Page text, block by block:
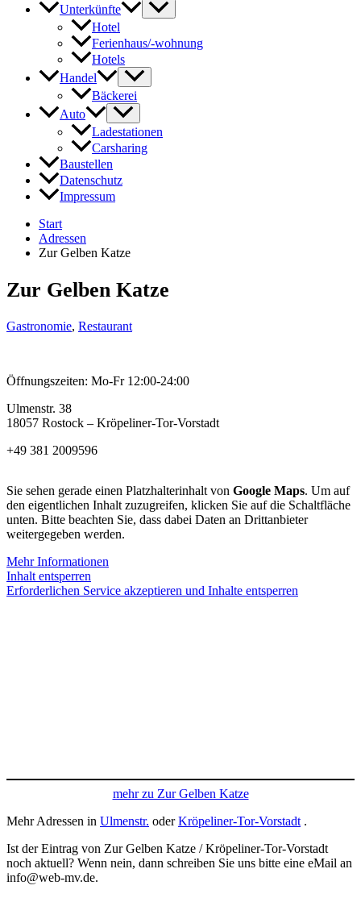
Unterkünfte
Hotel
Ferienhaus/-wohnung
Hotels
Handel
Bäckerei
Auto
Ladestationen
Carsharing
Baustellen
Datenschutz
Impressum
Start
Adressen
Zur Gelben Katze
Zur Gelben Katze
Gastronomie, Restaurant
Öffnungszeiten: Mo-Fr 12:00-24:00
Ulmenstr. 38
18057 Rostock – Kröpeliner-Tor-Vorstadt
+49 381 2009596
Sie sehen gerade einen Platzhalterinhalt von Google Maps. Um auf
den eigentlichen Inhalt zuzugreifen, klicken Sie auf die Schaltfläche
unten. Bitte beachten Sie, dass dabei Daten an Drittanbieter
weitergegeben werden.
Mehr Informationen
Inhalt entsperren
Erforderlichen Service akzeptieren und Inhalte entsperren
mehr zu Zur Gelben Katze
Mehr Adressen in Ulmenstr. oderKröpeliner-Tor-Vorstadt .
Ist der Eintrag von Zur Gelben Katze / Kröpeliner-Tor-Vorstadt
noch aktuell? Wenn nein, dann schreiben Sie uns bitte eine eMail an
info@web-mv.de.